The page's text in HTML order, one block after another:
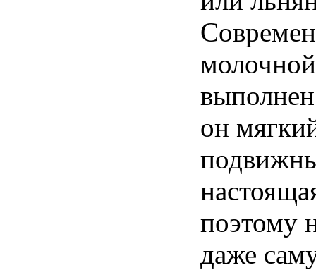
он
поэтому
даже